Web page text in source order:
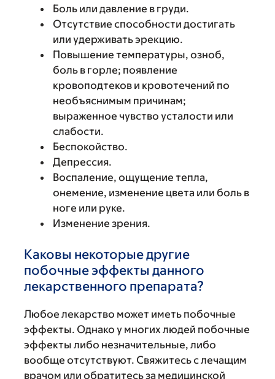
Боль или давление в груди.
Отсутствие способности достигать
или удерживать эрекцию.
Повышение температуры, озноб,
боль в горле; появление
кровоподтеков и кровотечений по
необъяснимым причинам;
выраженное чувство усталости или
слабости.
Беспокойство.
Депрессия.
Воспаление, ощущение тепла,
онемение, изменение цвета или боль в
ноге или руке.
Изменение зрения.
Каковы некоторые другие
побочные эффекты данного
лекарственного препарата?
Любое лекарство может иметь побочные
эффекты. Однако у многих людей побочные
эффекты либо незначительные, либо
вообще отсутствуют. Свяжитесь с лечащим
врачом или обратитесь за медицинской